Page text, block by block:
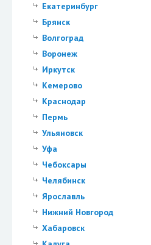
Екатеринбург
Брянск
Волгоград
Воронеж
Иркутск
Кемерово
Краснодар
Пермь
Ульяновск
Уфа
Чебоксары
Челябинск
Ярославль
Нижний Новгород
Хабаровск